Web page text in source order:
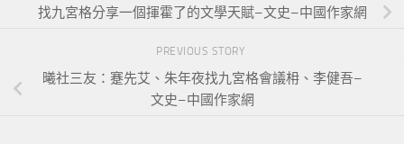
找九宮格分享一個揮霍了的文學天賦–文史–中國作家網
PREVIOUS STORY
曦社三友：蹇先艾、朱年夜找九宮格會議枏、李健吾–
文史–中國作家網